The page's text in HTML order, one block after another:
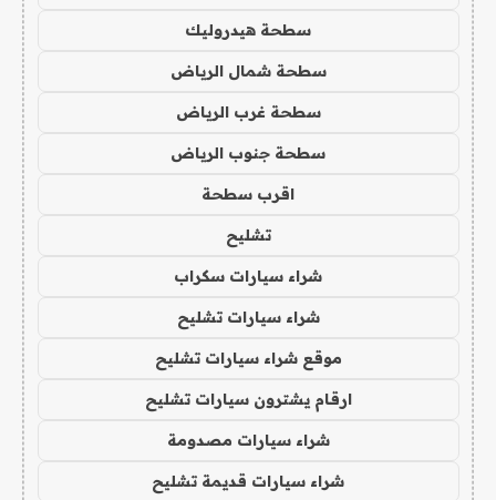
سطحة هيدروليك
سطحة شمال الرياض
سطحة غرب الرياض
سطحة جنوب الرياض
اقرب سطحة
تشليح
شراء سيارات سكراب
شراء سيارات تشليح
موقع شراء سيارات تشليح
ارقام يشترون سيارات تشليح
شراء سيارات مصدومة
شراء سيارات قديمة تشليح